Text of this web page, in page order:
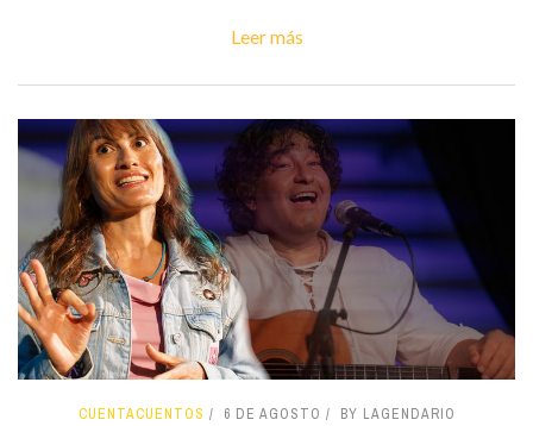
Leer más
CUENTACUENTOS 6 DE AGOSTO BY LAGENDARIO